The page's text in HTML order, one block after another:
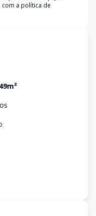
a política de
49m²
s